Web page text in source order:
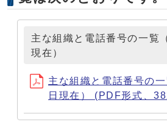
主な組織と電話番号の一覧
現在）
主な組織と電話番号の
日現在） (PDF形式、